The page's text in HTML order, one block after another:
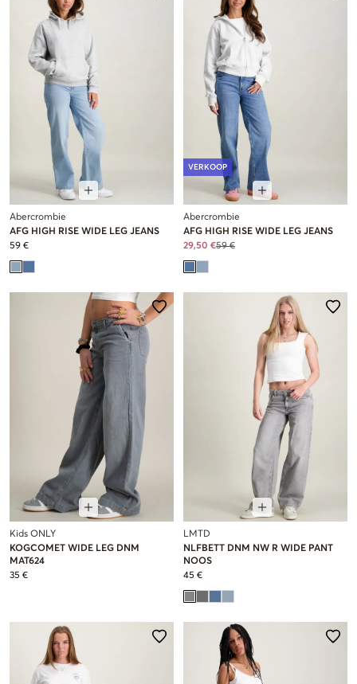
Abercrombie
AFG HIGH RISE WIDE LEG JEANS
59 €
VERKOOP
Abercrombie
AFG HIGH RISE WIDE LEG JEANS
29,50 €59 €
Kids ONLY
KOGCOMET WIDE LEG DNM
MAT624
35 €
LMTD
NLFBETT DNM NW R WIDE PANT
NOOS
45 €